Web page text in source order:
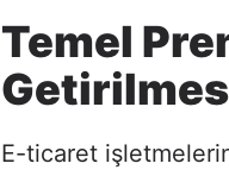
Temel
E-ticaret